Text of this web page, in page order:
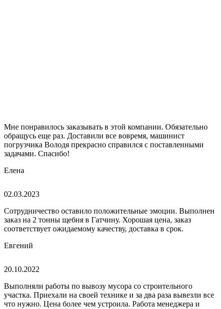
Мне понравилось заказывать в этой компании. Обязательно
обращусь еще раз. Доставили все вовремя, машинист
погрузчика Володя прекрасно справился с поставленными
задачами. Спасибо!
Елена
02.03.2023
Сотрудничество оставило положительные эмоции. Выполнен
заказ на 2 тонны щебня в Гатчину. Хорошая цена, заказ
соответствует ожидаемому качеству, доставка в срок.
Евгений
20.10.2022
Выполняли работы по вывозу мусора со строительного
участка. Приехали на своей технике и за два раза вывезли все
что нужно. Цена более чем устроила. Работа менеджера и